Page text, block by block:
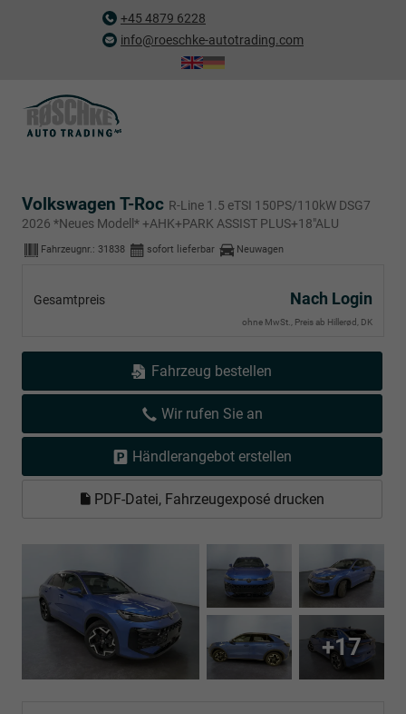
+45 4879 6228
info@roeschke-autotrading.com
Volkswagen T-Roc R-Line 1.5 eTSI 150PS/110kW DSG7
2026 *Neues Modell* +AHK+PARK ASSIST PLUS+18"ALU
Fahrzeugnr.: 31838 sofort lieferbar Neuwagen
Gesamtpreis Nach Login
ohne MwSt., Preis ab Hillerød, DK
Fahrzeug bestellen
Wir rufen Sie an
Händlerangebot erstellen
PDF-Datei, Fahrzeugexposé drucken
+17